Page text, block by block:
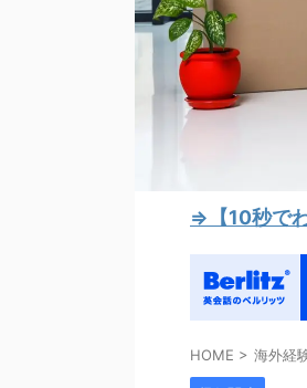
⇒【10秒で
HOME > 海外経